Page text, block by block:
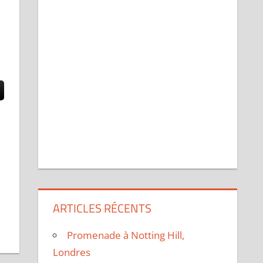
ARTICLES RÉCENTS
Promenade à Notting Hill,
Londres